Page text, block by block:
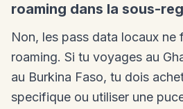
roaming dans la sous-
Non, les pass data locaux ne
roaming. Si tu voyages au
au Burkina Faso, tu dois
specifique ou utiliser une